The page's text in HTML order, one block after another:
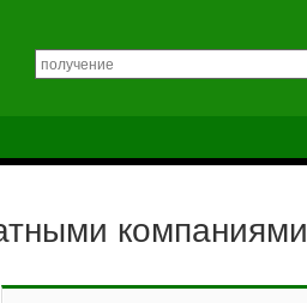
компаниями